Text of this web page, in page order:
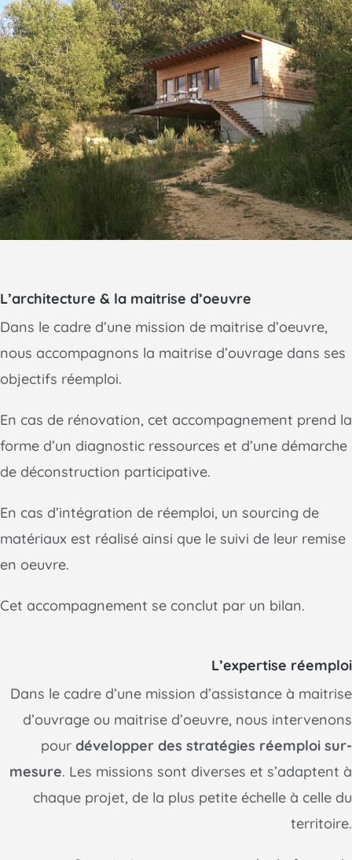
L’architecture & la maitrise d’oeuvre
Dans le cadre d’une mission de maitrise d’oeuvre,
nous accompagnons la maitrise d’ouvrage dans ses
objectifs réemploi.
En cas de rénovation, cet accompagnement prend la
forme d’un diagnostic ressources et d’une démarche
de déconstruction participative.
En cas d’intégration de réemploi, un sourcing de
matériaux est réalisé ainsi que le suivi de leur remise
en oeuvre.
Cet accompagnement se conclut par un bilan.
L’expertise réemploi
Dans le cadre d’une mission d’assistance à maitrise
d’ouvrage ou maitrise d’oeuvre, nous intervenons
pour développer des stratégies réemploi sur-
mesure. Les missions sont diverses et s’adaptent à
chaque projet, de la plus petite échelle à celle du
territoire.